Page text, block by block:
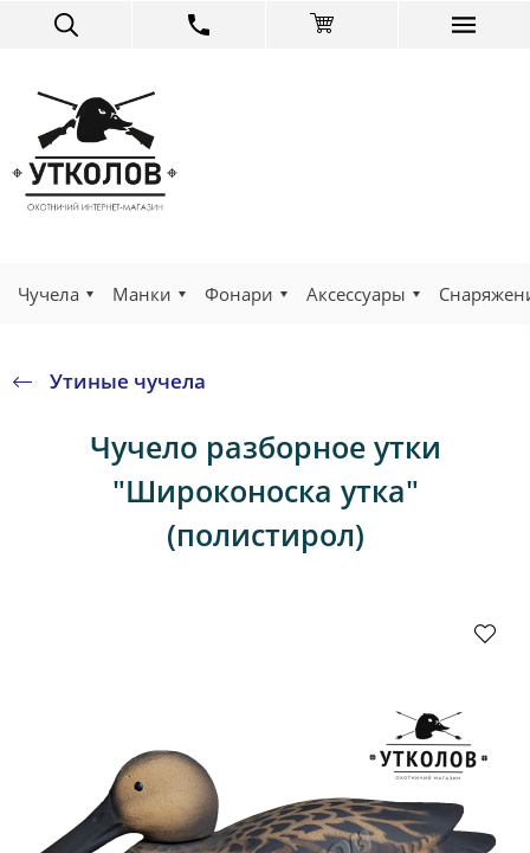
Чучела Манки Фонари Аксессуары
Утиные чучела
Чучело разборное утки
"Широконоска утка"
(полистирол)